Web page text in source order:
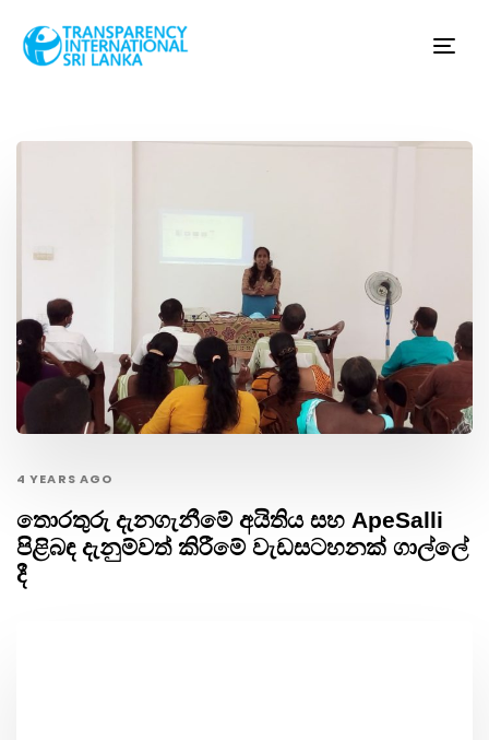
4 YEARS AGO
තොරතුරු දැනගැනීමේ අයිතිය සහ ApeSalli
පිළිබඳ දැනුම්වත් කිරීමේ වැඩසටහනක් ගාල්ලේ
දී